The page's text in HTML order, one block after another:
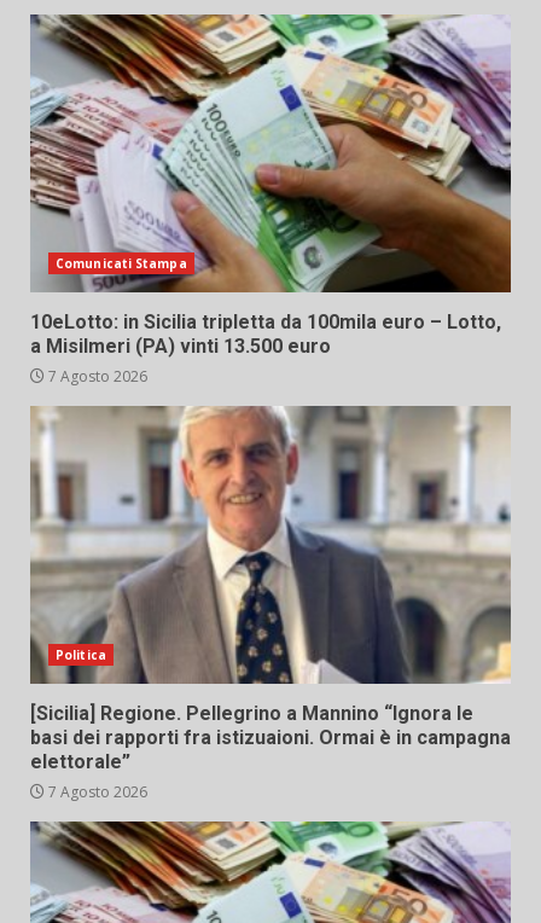
Comunicati Stampa
10eLotto: in Sicilia tripletta da 100mila euro – Lotto,
a Misilmeri (PA) vinti 13.500 euro
7 Agosto 2026
Politica
[Sicilia] Regione. Pellegrino a Mannino “Ignora le
basi dei rapporti fra istizuaioni. Ormai è in campagna
elettorale”
7 Agosto 2026